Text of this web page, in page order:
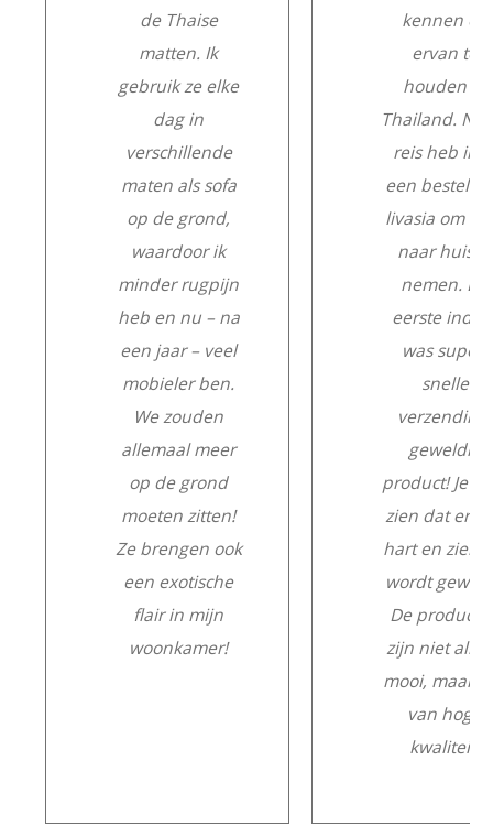
kennen en
ervan te
houden in
Thailand. Na
reis heb ik
een besteld
livasia om
naar huis te
nemen. De
eerste
was super:
snelle
verzending,
geweldig
product! Je
zien dat er
hart en ziel
wordt
De
zijn niet
mooi, maar
van hoge
kwaliteit.
de Thaise
matten. Ik
gebruik ze elke
dag in
verschillende
maten als sofa
op de grond,
waardoor ik
minder rugpijn
heb en nu – na
een jaar – veel
mobieler ben.
We zouden
allemaal meer
op de grond
moeten zitten!
Ze brengen ook
een exotische
flair in mijn
woonkamer!